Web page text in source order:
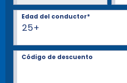
25+
Edad del conductor*
Código de descuento